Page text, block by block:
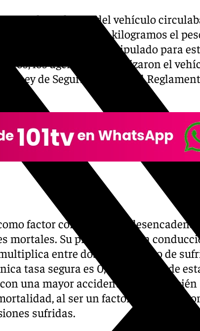
, el conductor del vehículo
que excedía en 1.050 kilogramos el
32% más del peso estipulado para
los agentes inmovilizaron el
la Ley de Seguridad Vial y al
factor concurrente o
mortales. Su presencia en la
entre dos y 15 el riesgo de
tasa segura es 0,0%. Además de
una mayor accidentalidad, también
al ser un factor vinculado
sufridas.